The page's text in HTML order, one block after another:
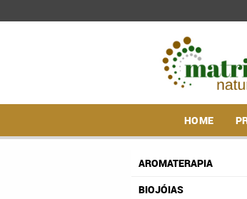
HOME
AROMATERAPIA
BIOJÓIAS